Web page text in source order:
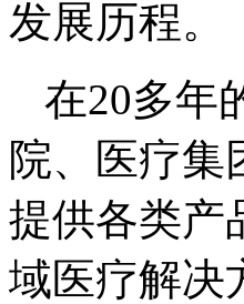
发展历程。
在20多年
院、医疗集
提供各类产
域医疗解决